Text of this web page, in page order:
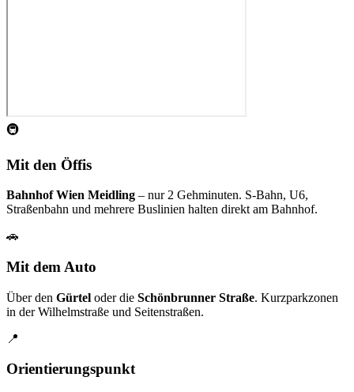
🚇
Mit den Öffis
Bahnhof Wien Meidling – nur 2 Gehminuten. S-Bahn, U6,
Straßenbahn und mehrere Buslinien halten direkt am Bahnhof.
🚗
Mit dem Auto
Über den Gürtel oder die Schönbrunner Straße. Kurzparkzonen
in der Wilhelmstraße und Seitenstraßen.
📍
Orientierungspunkt